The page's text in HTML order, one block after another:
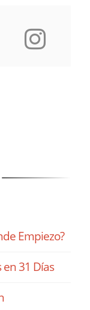
Empiezo?
31 Días